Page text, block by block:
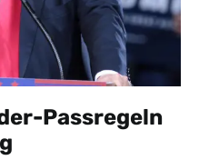
Passregeln